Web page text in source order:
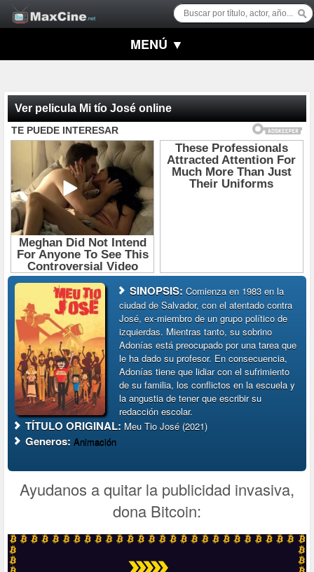
MENÚ ▼
Ver pelicula Mi tío José online
SINOPSIS:Comienza en 1983 en la
ciudad de Salvador, con el atentado contra
José, ex-miembro de un grupo político de
izquierdas. Mientras tanto, su sobrino
Adonías está preocupado por una tarea que
le ha dado su profesor. En consecuencia,
Adonías tiene que lidiar con el sufrimiento
de su familia, los conflictos en la escuela y
la angustia de tener que escribir su
redacción escolar.
TÍTULO ORIGINAL: Meu Tio José (2021)
Generos:Animación
Ayudanos a quitar la publicidad invasiva,
dona Bitcoin: